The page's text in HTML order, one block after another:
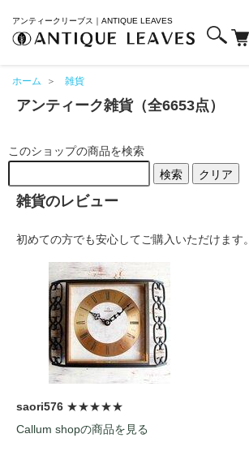
アンティークリーブス｜ANTIQUE LEAVES
ホーム ＞ 雑貨
アンティーク雑貨（全6653点）
このショップの商品を検索
検索
クリア
雑貨のレビュー
初めての方でも安心してご購入いただけます。
saori576 ★★★★★
Callum shopの商品を見る